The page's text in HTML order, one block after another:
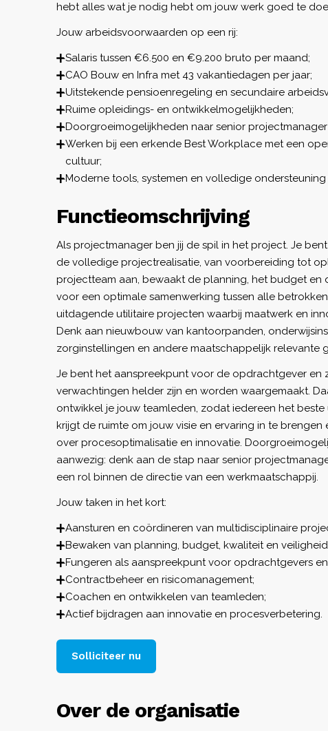
hebt alles wat je nodig hebt om jouw werk goed te
Jouw arbeidsvoorwaarden op een rij:
Salaris tussen €6.500 en €9.200 bruto per maand;
CAO Bouw en Infra met 43 vakantiedagen per jaar;
Uitstekende pensioenregeling en secundaire
Ruime opleidings- en ontwikkelmogelijkheden;
Doorgroeimogelijkheden naar senior
Werken bij een erkende Best Workplace met een
cultuur;
Moderne tools, systemen en volledige
Functieomschrijving
Als projectmanager ben jij de spil in het project. Je
de volledige projectrealisatie, van voorbereiding tot
projectteam aan, bewaakt de planning, het budget en
voor een optimale samenwerking tussen alle
uitdagende utilitaire projecten waarbij maatwerk en
Denk aan nieuwbouw van kantoorpanden,
zorginstellingen en andere maatschappelijk relevante
Je bent het aanspreekpunt voor de opdrachtgever en
verwachtingen helder zijn en worden waargemaakt.
ontwikkel je jouw teamleden, zodat iedereen het beste
krijgt de ruimte om jouw visie en ervaring in te brengen
over procesoptimalisatie en innovatie.
aanwezig: denk aan de stap naar senior
een rol binnen de directie van een werkmaatschappij.
Jouw taken in het kort:
Aansturen en coördineren van multidisciplinaire
Bewaken van planning, budget, kwaliteit en
Fungeren als aanspreekpunt voor opdrachtgevers
Contractbeheer en risicomanagement;
Coachen en ontwikkelen van teamleden;
Actief bijdragen aan innovatie en procesverbetering.
Solliciteer nu
Over de organisatie